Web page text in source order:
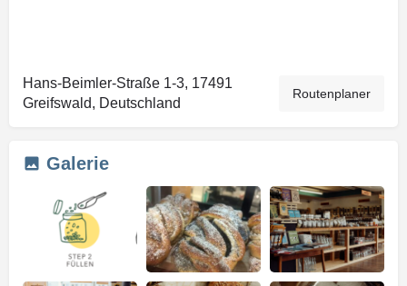
Hans-Beimler-Straße 1-3, 17491
Greifswald, Deutschland
Routenplaner
Galerie